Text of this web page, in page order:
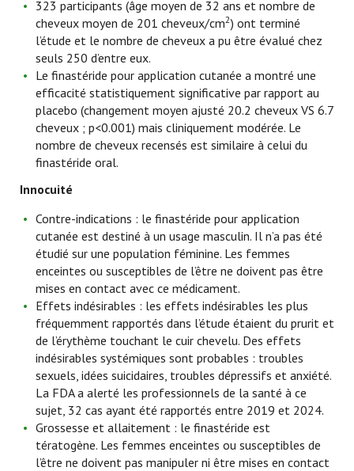
323 participants (âge moyen de 32 ans et nombre de
cheveux moyen de 201 cheveux/cm2) ont terminé
l’étude et le nombre de cheveux a pu être évalué chez
seuls 250 d’entre eux.
Le finastéride pour application cutanée a montré une
efficacité statistiquement significative par rapport au
placebo (changement moyen ajusté 20.2 cheveux VS 6.7
cheveux ; p<0.001) mais cliniquement modérée. Le
nombre de cheveux recensés est similaire à celui du
finastéride oral.
Innocuité
Contre-indications : le finastéride pour application
cutanée est destiné à un usage masculin. Il n’a pas été
étudié sur une population féminine. Les femmes
enceintes ou susceptibles de l’être ne doivent pas être
mises en contact avec ce médicament.
Effets indésirables : les effets indésirables les plus
fréquemment rapportés dans l’étude étaient du prurit et
de l’érythème touchant le cuir chevelu. Des effets
indésirables systémiques sont probables : troubles
sexuels, idées suicidaires, troubles dépressifs et anxiété.
La FDA a alerté les professionnels de la santé à ce
sujet, 32 cas ayant été rapportés entre 2019 et 2024.
Grossesse et allaitement : le finastéride est
tératogène. Les femmes enceintes ou susceptibles de
l’être ne doivent pas manipuler ni être mises en contact